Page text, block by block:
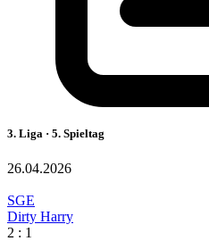
3. Liga · 5. Spieltag
26.04.2026
SGE
Dirty Harry
2 : 1